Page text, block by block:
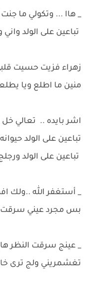
_ هاا ... وتكولي ما جنت
تباعين على الولد واني
زهراء فزيت حسيت
منين ما اطلع ويا
اشر بايده .. تعالي
تباعين على الولد
تباعين على الولد
_ أستغفر الله ..ولك
بس مجرد عيني سرقت
_ عينج سرقت النظر
تغشمريني ولج ترى